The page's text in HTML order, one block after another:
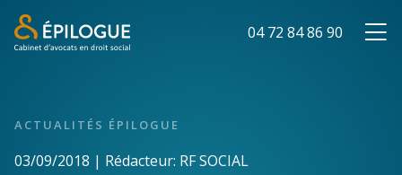
04 72 84 86 90
ACTUALITÉS ÉPILOGUE
03/09/2018 | Rédacteur: RF SOCIAL